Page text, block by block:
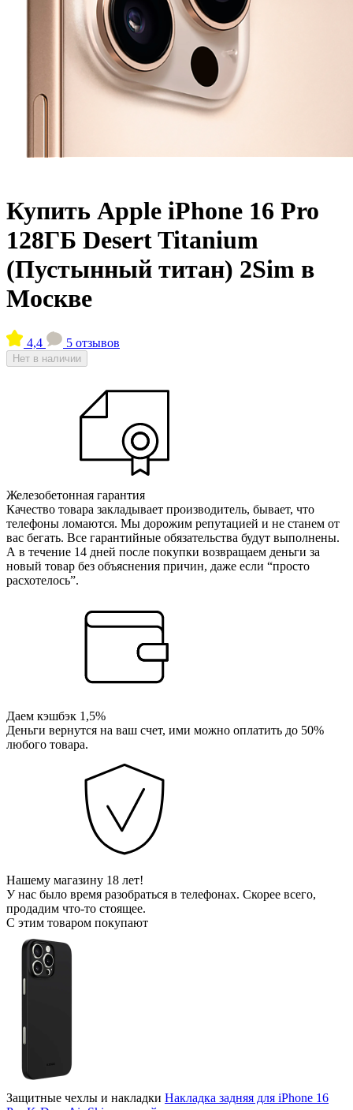
Купить Apple iPhone 16 Pro
128ГБ Desert Titanium
(Пустынный титан) 2Sim в
Москве
4,4 5 отзывов
Нет в наличии
Железобетонная гарантия
Качество товара закладывает производитель, бывает, что
телефоны ломаются. Мы дорожим репутацией и не станем от
вас бегать. Все гарантийные обязательства будут выполнены.
А в течение 14 дней после покупки возвращаем деньги за
новый товар без объяснения причин, даже если “просто
расхотелось”.
Даем кэшбэк 1,5%
Деньги вернутся на ваш счет, ими можно оплатить до 50%
любого товара.
Нашему магазину 18 лет!
У нас было время разобраться в телефонах. Скорее всего,
продадим что-то стоящее.
С этим товаром покупают
Защитные чехлы и накладки Накладка задняя для iPhone 16